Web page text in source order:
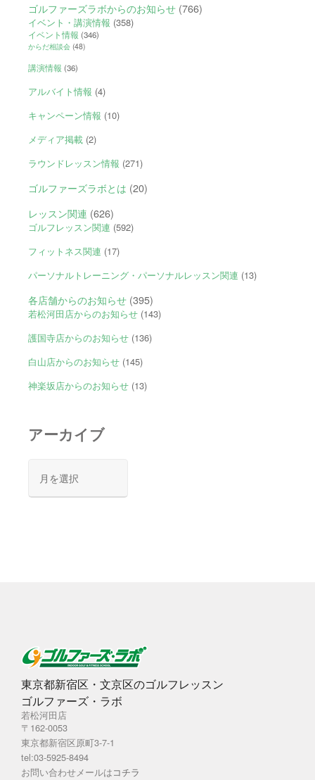
ゴルファーズラボからのお知らせ(766)
イベント・講演情報 (358)
イベント情報 (346)
からだ相談会(48)
講演情報 (36)
アルバイト情報 (4)
キャンペーン情報 (10)
メディア掲載(2)
ラウンドレッスン情報 (271)
ゴルファーズラボとは (20)
レッスン関連 (626)
ゴルフレッスン関連 (592)
フィットネス関連 (17)
パーソナルトレーニング・パーソナルレッスン関連 (13)
各店舗からのお知らせ(395)
若松河田店からのお知らせ(143)
護国寺店からのお知らせ(136)
白山店からのお知らせ(145)
神楽坂店からのお知らせ(13)
アーカイブ
カ
東京都新宿区・文京区のゴルフレッスン
ゴルファーズ・ラボ
若松河田店
〒162-0053
東京都新宿区原町3-7-1
tel:03-5925-8494
お問い合わせメールはコチラ